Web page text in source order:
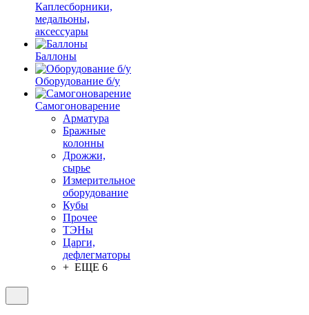
Каплесборники,
медальоны,
аксессуары
Баллоны
Оборудование б/у
Самогоноварение
Арматура
Бражные
колонны
Дрожжи,
сырье
Измерительное
оборудование
Кубы
Прочее
ТЭНы
Царги,
дефлегматоры
+ ЕЩЕ 6